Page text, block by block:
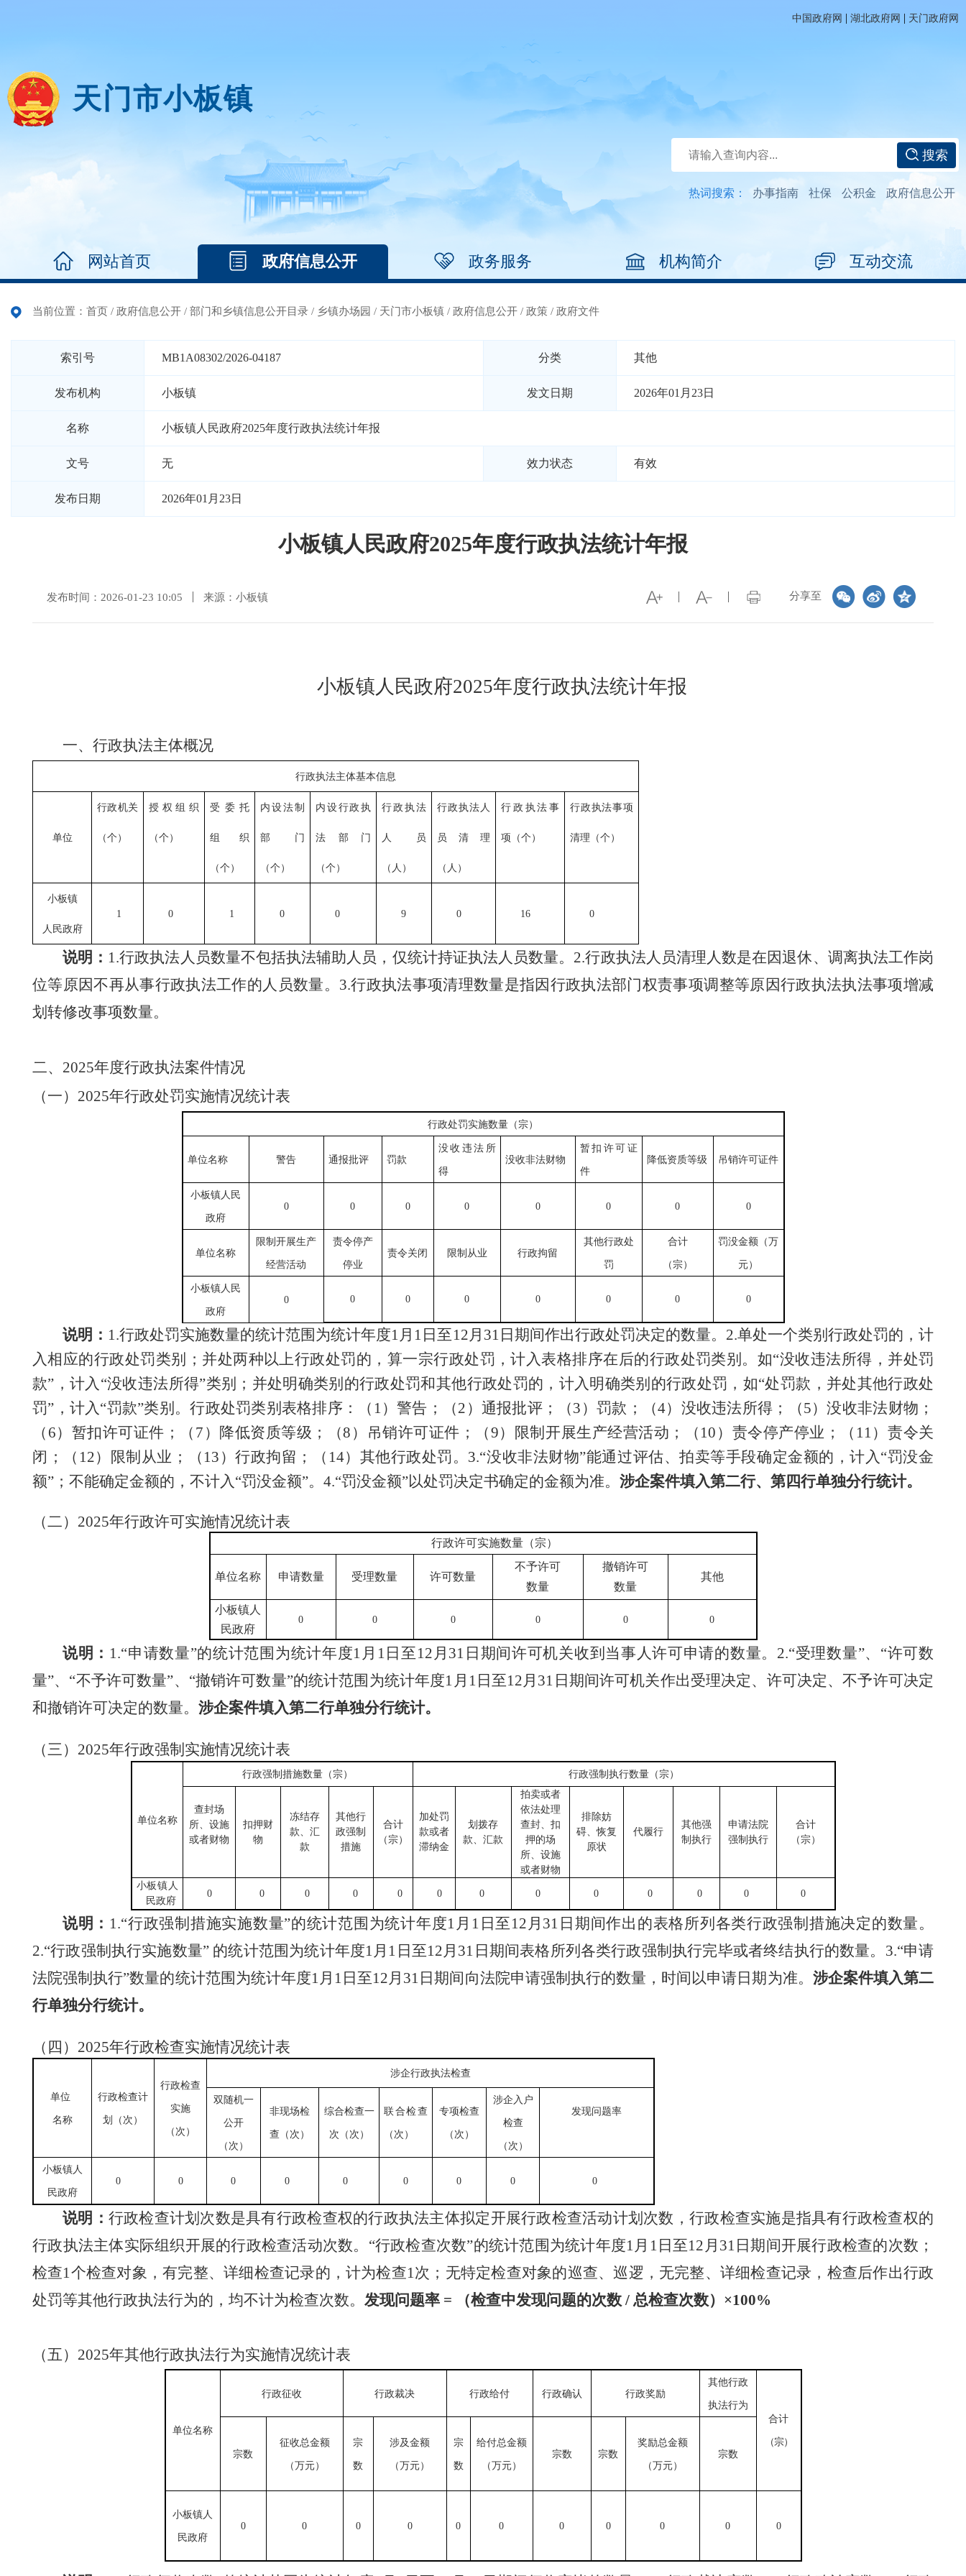
中国政府网 | 湖北政府网 | 天门政府网
天门市小板镇
搜索
热词搜索： 办事指南 社保 公积金 政府信息公开
网站首页 政府信息公开 政务服务 机构简介 互动交流
当前位置： 首页 / 政府信息公开 / 部门和乡镇信息公开目录 / 乡镇办场园 / 天门市小板镇 / 政府信息公开 / 政策 / 政府文件
索引号 MB1A08302/2026-04187 分类 其他
发布机构 小板镇 发文日期 2026年01月23日
名称 小板镇人民政府2025年度行政执法统计年报
文号 无 效力状态 有效
发布日期 2026年01月23日
小板镇人民政府2025年度行政执法统计年报
分享至
发布时间：2026-01-23 10:05 来源：小板镇
小板镇人民政府2025年度行政执法统计年报
一、 行政执法主体概况
行政执法主体基本信息
单位
行政机关
（个）
授权组织
（个）
受委托
组织
（个）
内设法制
部门
（个）
内设行政执
法部门
（个）
行政执法
人员
（人）
行政执法人
员清理
（人）
行政执法事
项（个）
行政执法事项
清理（个）
小板镇
人民政府
1 0 1 0 0 9 0 16 0
说明： 1.行政执法人员数量不包括执法辅助人员，仅统计持证执法人员数量。 2.行政执法人员清理人数是在因退休、调离执法工作岗
位等原因不再从事行政执法工作的人员数量。 3.行政执法事项清理数量是指因行政执法部门权责事项调整等原因行政执法执法事项增减
划转修改事项数量。
二、 2025年度行政执法案件情况
（一） 2025年行政处罚实施情况统计表
行政处罚实施数量（宗）
单位名称 警告 通报批评 罚款
没收违法所
得
没收非法财物
暂扣许可证
件
降低资质等级 吊销许可证件
小板镇人民
政府
0 0 0 0 0 0 0 0
单位名称
限制开展生产
经营活动
责令停产
停业
责令关闭 限制从业 行政拘留
其他行政处
罚
合计
（宗）
罚没金额（万
元）
小板镇人民
政府
0 0 0 0 0 0 0 0
说明： 1.行政处罚实施数量的统计范围为统计年度1月 1 日至12月 31 日 期间作出行政处罚决定的数量。 2.单处一个类别行政处罚的，计
入相应的行政处罚类别；并处两种以上行政处罚的，算一宗行政处罚，计入表格排序在后的行政处罚类别。如“没收违法所得，并处罚
款”，计入“没收违法所得”类别；并处明确类别的行政处罚和其他行政处罚的，计入明确类别的行政处罚，如“处罚款，并处其他行政处
罚”，计入“罚款”类别。行政处罚类别表格排序：（ 1）警告；（2 ）通报批评；（3 ）罚款；（4）没收违法所得；（5）没收非法财物；
（ 6）暂扣许可证件；（ 7 ）降低资质等级；（8 ）吊销许可证件；（9）限制开展生产经营活动；（ 10 ）责令停产停业；（ 11）责令关
闭；（ 12）限制从业；（ 13 ）行政拘留；（ 14）其他行政处罚。 3.“没收非法财物”能通过评估、拍卖等手段确定金额的，计入“罚没金
额”；不能确定金额的，不计入“罚没金额”。 4.“罚没金额”以处罚决定书确定的金额为准。 涉企案件填入第二行、第四行单独分行统计。
（二） 2025年行政许可实施情况统计表
行政许可实施数量（宗）
单位名称 申请数量 受理数量 许可数量
不予许可
数量
撤销许可
数量
其他
小板镇人
民政府
0 0 0 0 0 0
说明： 1.“申请数量”的统计范围为统计年度1 月 1 日至12 月 31 日 期间许可机关收到当事人许可申请的数量。 2.“受理数量”、“许可数
量”、“不予许可数量”、“撤销许可数量”的统计范围为统计年度1 月 1 日至12月 31 日 期间许可机关作出受理决定、许可决定、不予许可决定
和撤销许可决定的数量。 涉企案件填入第二行单独分行统计。
（三） 2025年行政强制实施情况统计表
单位名称
行政强制措施数量（宗） 行政强制执行数量（宗）
查封场
所、设施
或者财物
扣押财
物
冻结存
款、汇
款
其他行
政强制
措施
合计
（宗）
加处罚
款或者
滞纳金
划拨存
款、汇款
拍卖或者
依法处理
查封、扣
押的场
所、设施
或者财物
排除妨
碍、恢复
原状
代履行
其他强
制执行
申请法院
强制执行
合计
（宗）
小板镇人
民政府
0 0 0 0 0 0 0 0 0 0 0 0 0
说明： 1.“行政强制措施实施数量”的统计范围为统计年度1 月 1 日至12 月 31 日 期间作出的表格所列各类行政强制措施决定的数量。
2.“行政强制执行实施数量” 的统计范围为统计年度1月 1 日至12月 31 日 期间表格所列各类行政强制执行完毕或者终结执行的数量。 3.“申请
法院强制执行”数量的统计范围为统计年度1月 1 日至12月 31 日期间向法院申请强制执行的数量，时间以申请日期为准。 涉企案件填入第二
行单独分行统计。
（ 四 ） 2025年行政检查实施情况统计表
单位
名称
行政检查计
划（次）
行政检查
实施
（次）
涉企行政执法检查
双随机一
公开
（次）
非现场检
查（次）
综合检查一
次（次）
联合检查
（次）
专项检查
（次）
涉企入户
检查
（次）
发现问题率
小板镇人
民政府
0 0 0 0 0 0 0 0 0
说明： 行政检查计划次数是具有行政检查权的行政执法主体拟定开展行政检查活动计划次数，行政检查实施是指具有行政检查权的
行政执法主体实际组织开展的行政检查活动次数。 “行政检查次数”的统计范围为统计年度1月 1 日至12 月 31 日期间开展行政检查的次数；
检查1个检查对象，有完整、详细检查记录的，计为检查1次；无特定检查对象的巡查、巡逻，无完整、详细检查记录，检查后作出行政
处罚等其他行政执法行为的，均不计为检查次数。 发现问题率 = （检查中发现问题的次数 / 总检查次数）×100%
（五） 2025年其他行政执法行为实施情况统计表
单位名称
行政征收 行政裁决 行政给付 行政确认 行政奖励
其他行政
执法行为
合计
（宗）
宗数
征收总金额
（万元）
宗
数
涉及金额
（万元）
宗
数
给付总金额
（万元）
宗数 宗数
奖励总金额
（万元）
宗数
小板镇人
民政府
0 0 0 0 0 0 0 0 0 0 0